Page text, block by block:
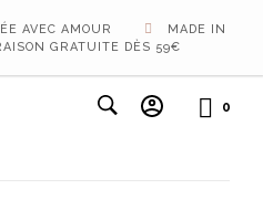
AVEC AMOUR
MADE IN
GRATUITE DÈS 59€
0